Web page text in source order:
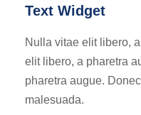
Text Widget
Nulla vitae elit libero,
elit libero, a pharetra
pharetra augue.
malesuada.